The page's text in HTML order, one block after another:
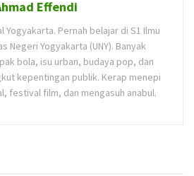
Effendi
Yogyakarta. Pernah belajar di S1 Ilmu
Negeri Yogyakarta (UNY). Banyak
bola, isu urban, budaya pop, dan
kepentingan publik. Kerap menepi
festival film, dan mengasuh anabul.